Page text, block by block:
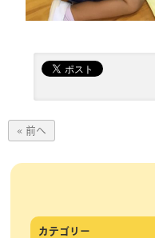
« 前へ
カテゴリー